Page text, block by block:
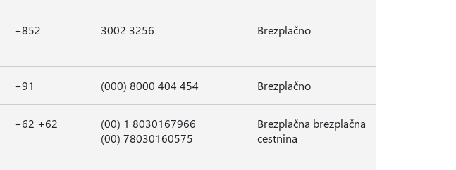
+852 3002 3256 Brezplačno
+91 (000) 8000 404 454 Brezplačno
+62 +62
(00) 1 8030167966
(00) 78030160575
Brezplačna brezplačna
cestnina